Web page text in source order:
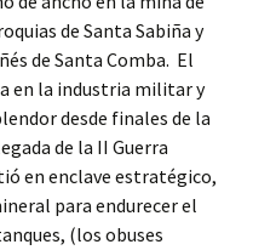
de Santa Sabiña y
de Santa Comba. El
en la industria militar y
desde finales de la
de la II Guerra
en enclave estratégico,
para endurecer el
(los obuses